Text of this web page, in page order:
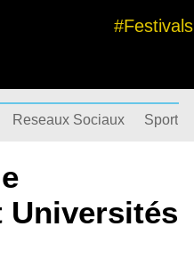
#Festivals
Reseaux Sociaux Sport
Universités